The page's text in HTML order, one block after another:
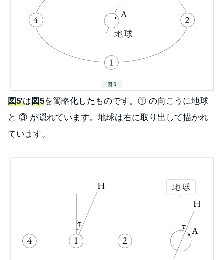
図5′は図5を簡略化したものです。① の向こうに地球
と ③ が隠れています。地球は右に取り出して描かれ
ています。